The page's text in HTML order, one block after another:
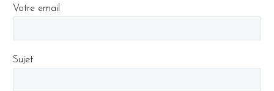
Votre email
Sujet